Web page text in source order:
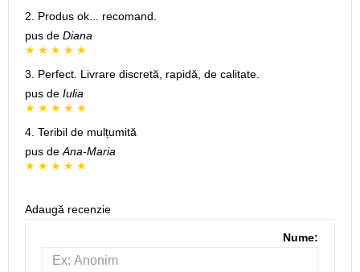
2. Produs ok... recomand.
pus de Diana
3. Perfect. Livrare discretă, rapidă, de calitate.
pus de Iulia
4. Teribil de mulțumită
pus de Ana-Maria
Adaugă recenzie
Nume: